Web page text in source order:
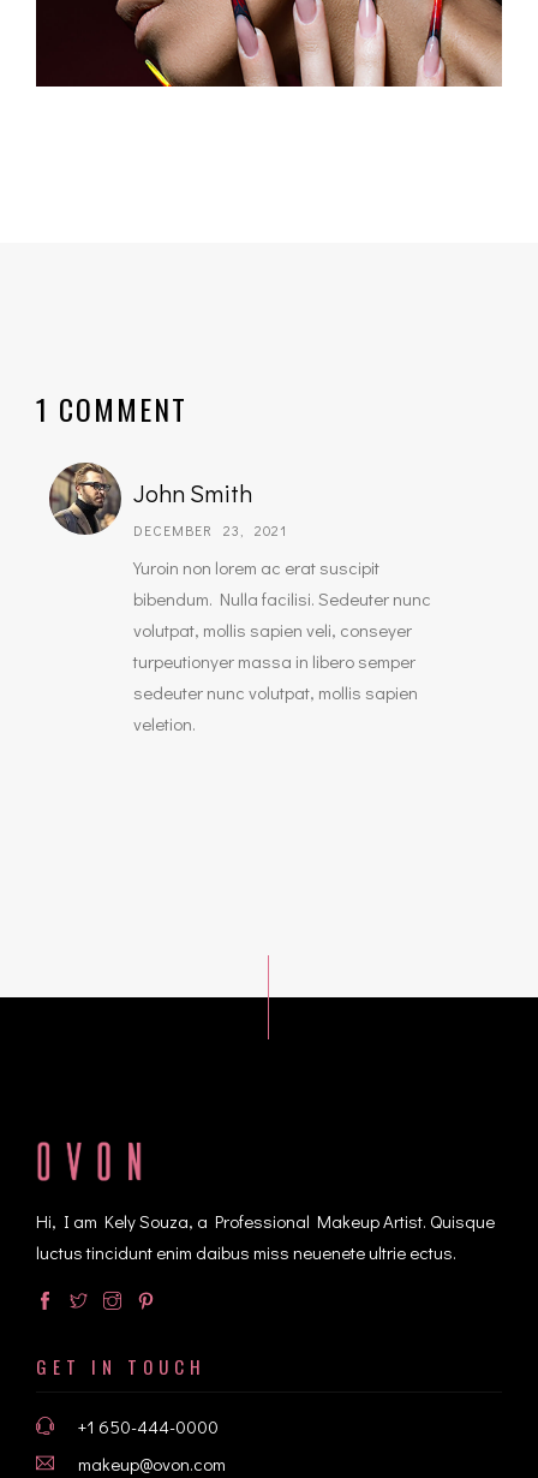
1 COMMENT
John Smith
DECEMBER 23, 2021
Yuroin non lorem ac erat suscipit
bibendum. Nulla facilisi. Sedeuter nunc
volutpat, mollis sapien veli, conseyer
turpeutionyer massa in libero semper
sedeuter nunc volutpat, mollis sapien
veletion.
Hi, I am Kely Souza, a Professional Makeup Artist. Quisque
luctus tincidunt enim daibus miss neuenete ultrie ectus.
GET IN TOUCH
+1 650-444-0000
makeup@ovon.com